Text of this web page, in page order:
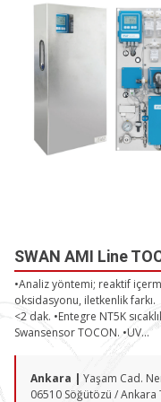
SWAN AMI Line
•Analiz yöntemi; reaktif
oksidasyonu, iletkenlik
<2 dak. •Entegre NT5K
Swansensor TOCON. •UV...
Ankara | Yaşam Cad.
06510 Söğütözü / Ankara